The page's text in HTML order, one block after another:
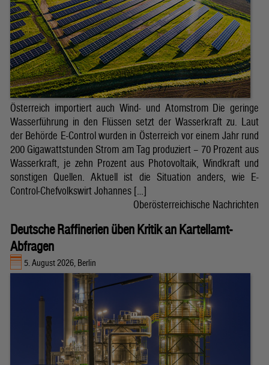
Österreich importiert auch Wind- und Atomstrom Die geringe
Wasserführung in den Flüssen setzt der Wasserkraft zu. Laut
der Behörde E-Control wurden in Österreich vor einem Jahr rund
200 Gigawattstunden Strom am Tag produziert – 70 Prozent aus
Wasserkraft, je zehn Prozent aus Photovoltaik, Windkraft und
sonstigen Quellen. Aktuell ist die Situation anders, wie E-
Control-Chefvolkswirt Johannes […]
Oberösterreichische Nachrichten
Deutsche Raffinerien üben Kritik an Kartellamt-
Abfragen
5. August 2026, Berlin